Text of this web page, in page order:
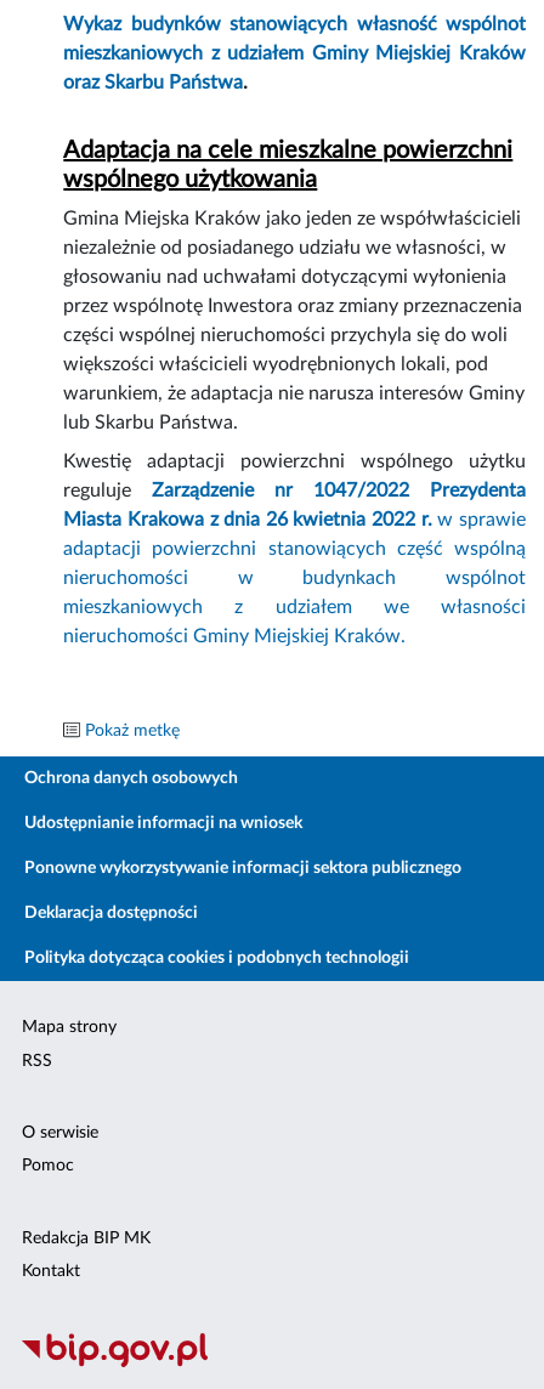
Wykaz budynków stanowiących własność wspólnot
mieszkaniowych z udziałem Gminy Miejskiej Kraków
oraz Skarbu Państwa.
Adaptacja na cele mieszkalne powierzchni
wspólnego użytkowania
Gmina Miejska Kraków jako jeden ze współwłaścicieli
niezależnie od posiadanego udziału we własności, w
głosowaniu nad uchwałami dotyczącymi wyłonienia
przez wspólnotę Inwestora oraz zmiany przeznaczenia
części wspólnej nieruchomości przychyla się do woli
większości właścicieli wyodrębnionych lokali, pod
warunkiem, że adaptacja nie narusza interesów Gminy
lub Skarbu Państwa.
Kwestię adaptacji powierzchni wspólnego użytku
regulujeZarządzenie nr 1047/2022 Prezydenta
Miasta Krakowa z dnia 26 kwietnia 2022 r.w sprawie
adaptacji powierzchni stanowiących część wspólną
nieruchomości w budynkach wspólnot
mieszkaniowych z udziałem we własności
nieruchomości Gminy Miejskiej Kraków.
Pokaż metkę
Ochrona danych osobowych
Udostępnianie informacji na wniosek
Ponowne wykorzystywanie informacji sektora publicznego
Deklaracja dostępności
Polityka dotycząca cookies i podobnych technologii
Mapa strony
RSS
O serwisie
Pomoc
Redakcja BIP MK
Kontakt